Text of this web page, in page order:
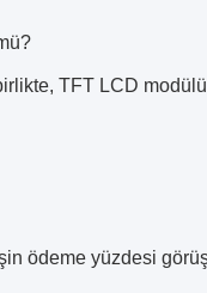
TFT LCD
ödeme yüzdesi